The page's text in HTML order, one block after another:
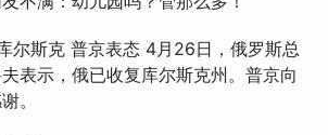
尔斯克 普京表态 4月26日，俄罗斯总
表示，俄已收复库尔斯克州。普京向
。